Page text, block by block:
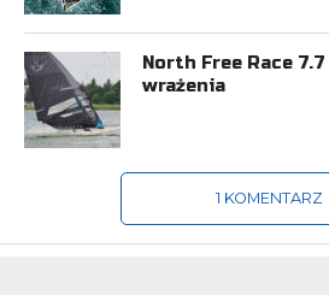
North Free Race
wrażenia
1 KOMENTARZ